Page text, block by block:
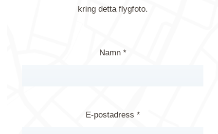
kring detta flygfoto.
Namn *
E-postadress *